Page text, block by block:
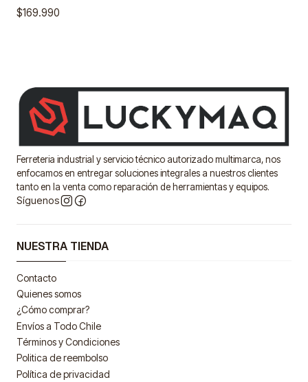
$169.990
Ferreteria industrial y servicio técnico autorizado multimarca, nos
enfocamos en entregar soluciones integrales a nuestros clientes
tanto en la venta como reparación de herramientas y equipos.
Síguenos
NUESTRA TIENDA
Contacto
Quienes somos
¿Cómo comprar?
Envíos a Todo Chile
Términos y Condiciones
Politica de reembolso
Política de privacidad